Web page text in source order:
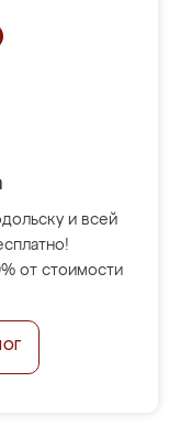
и всей
от стоимости